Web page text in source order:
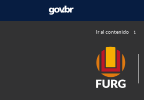
Ir al contenido 1